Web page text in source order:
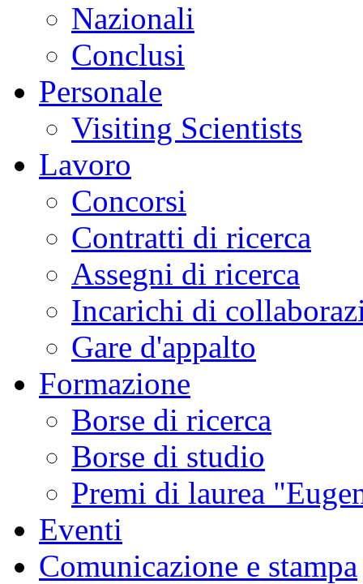
Nazionali
Conclusi
Personale
Visiting Scientists
Lavoro
Concorsi
Contratti di ricerca
Assegni di ricerca
Incarichi di
Gare d'appalto
Formazione
Borse di ricerca
Borse di studio
Premi di laurea
Eventi
Comunicazione e stampa